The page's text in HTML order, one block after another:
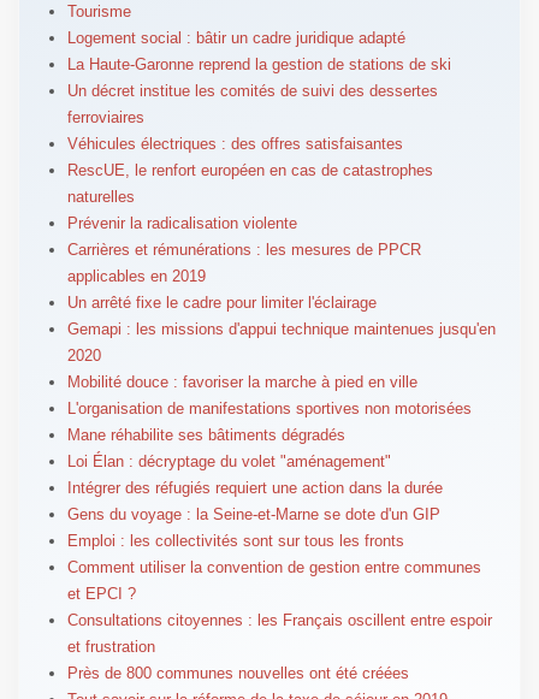
Tourisme
Logement social : bâtir un cadre juridique adapté
La Haute-Garonne reprend la gestion de stations de ski
Un décret institue les comités de suivi des dessertes
ferroviaires
Véhicules électriques : des offres satisfaisantes
RescUE, le renfort européen en cas de catastrophes
naturelles
Prévenir la radicalisation violente
Carrières et rémunérations : les mesures de PPCR
applicables en 2019
Un arrêté fixe le cadre pour limiter l'éclairage
Gemapi : les missions d'appui technique maintenues jusqu'en
2020
Mobilité douce : favoriser la marche à pied en ville
L'organisation de manifestations sportives non motorisées
Mane réhabilite ses bâtiments dégradés
Loi Élan : décryptage du volet "aménagement"
Intégrer des réfugiés requiert une action dans la durée
Gens du voyage : la Seine-et-Marne se dote d'un GIP
Emploi : les collectivités sont sur tous les fronts
Comment utiliser la convention de gestion entre communes
et EPCI ?
Consultations citoyennes : les Français oscillent entre espoir
et frustration
Près de 800 communes nouvelles ont été créées